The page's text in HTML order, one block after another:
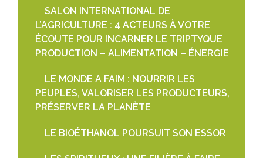
SALON INTERNATIONAL DE
L’AGRICULTURE : 4 ACTEURS À VOTRE
ÉCOUTE POUR INCARNER LE TRIPTYQUE
PRODUCTION – ALIMENTATION – ÉNERGIE
LE MONDE A FAIM : NOURRIR LES
PEUPLES, VALORISER LES PRODUCTEURS,
PRÉSERVER LA PLANÈTE
LE BIOÉTHANOL POURSUIT SON ESSOR